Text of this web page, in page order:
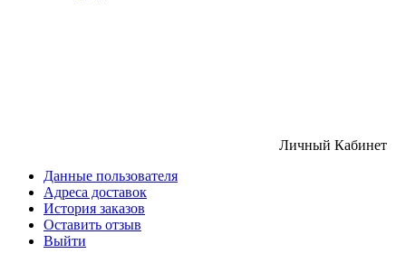
Личный Кабинет
Данные пользователя
Адреса доставок
История заказов
Оставить отзыв
Выйти